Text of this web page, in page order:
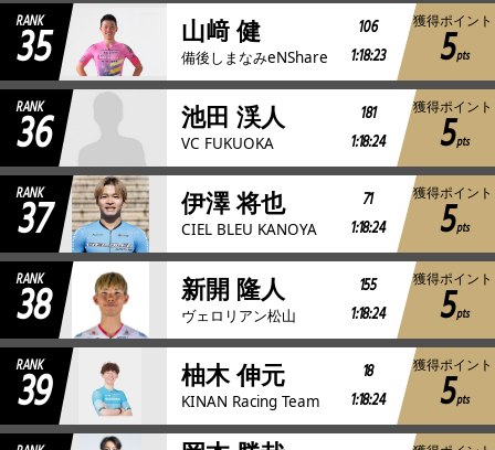
RANK
35 山﨑 健
備後しまなみeNShare
106
1:18:23
獲得ポイント
5pts
RANK
36 池田 渓人
VC FUKUOKA
181
1:18:24
獲得ポイント
5pts
RANK
37 伊澤 将也
CIEL BLEU KANOYA
71
1:18:24
獲得ポイント
5pts
RANK
38 新開 隆人
ヴェロリアン松山
155
1:18:24
獲得ポイント
5pts
RANK
39 柚木 伸元
KINAN Racing Team
18
1:18:24
獲得ポイント
5pts